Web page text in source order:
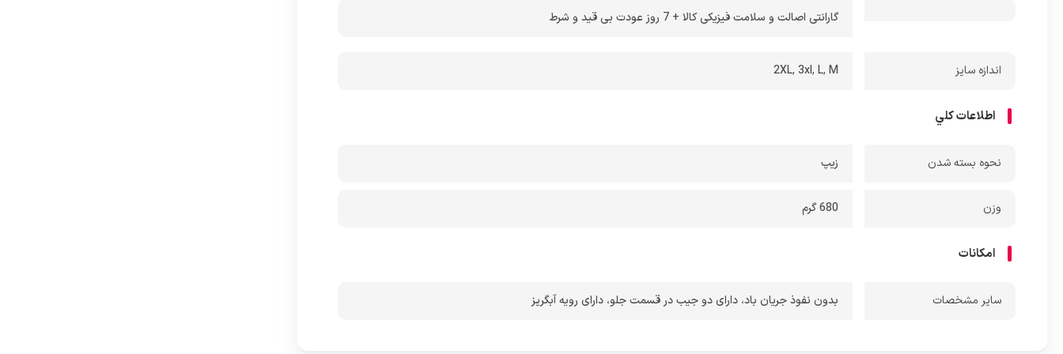
گارانتی اصالت و سلامت فیزیکی کالا + 7 روز عودت بی قید و شرط
اندازه سایز 2XL, 3xl, L, M
اطلاعات کلي
نحوه بسته شدن زیپ
وزن 680 گرم
امکانات
ساير مشخصات بدون نفوذ جریان باد،دارای دو جیب در قسمت جلو،دارای رویه آبگریز